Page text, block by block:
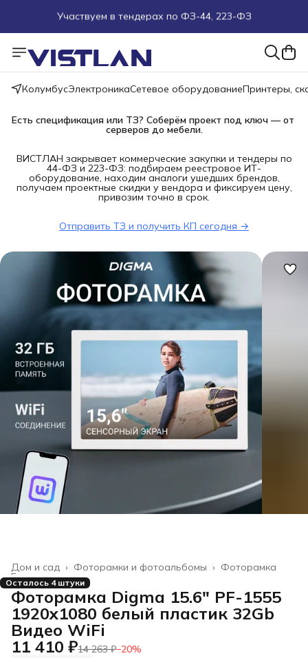
Поможем подобрать оборудование под ТЗ
Пуско-наладочные работы
Пришлите запрос на e-mail или в чат
Более 100 000 позиций в наличии и под заказ
КолумбусЭлектроникаСетевое оборудованиеПринтеры,
Есть спецификация или ТЗ? Соберём проект под ключ — от
серверов до мебели.
ВИСТЛАН закрывает коммерческие закупки и тендеры по
44-ФЗ и 223-ФЗ: подбираем реестровое ИТ-
оборудование, находим аналоги ушедших брендов,
получаем проектные скидки у вендора и фиксируем цену,
привозим точно в срок.
Отправить ТЗ и получить КП сегодня →
Фоторамка
Фоторамки и фотоальбомы ›
Дом и сад ›
Главная ›
Осталось 4 штуки
Фоторамка Digma 15.6" PF-1555
1920x1080 белый пластик 32Gb
Видео WiFi
11 410 ₽14 263 ₽−20%